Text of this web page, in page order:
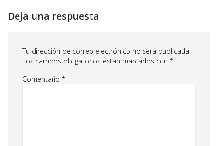
Deja una respuesta
Tu dirección de correo electrónico no será publicada.
Los campos obligatorios están marcados con *
Comentario *